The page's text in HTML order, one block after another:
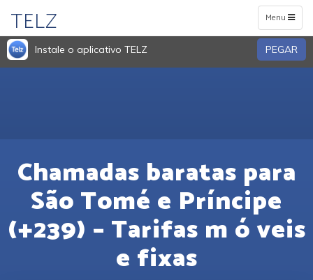
Toggle
navigation
Menu
TELZ
Instale o aplicativo TELZ PEGAR
Chamadas baratas para
São Tomé e Príncipe
(+239) – Tarifas m ó veis
e fixas